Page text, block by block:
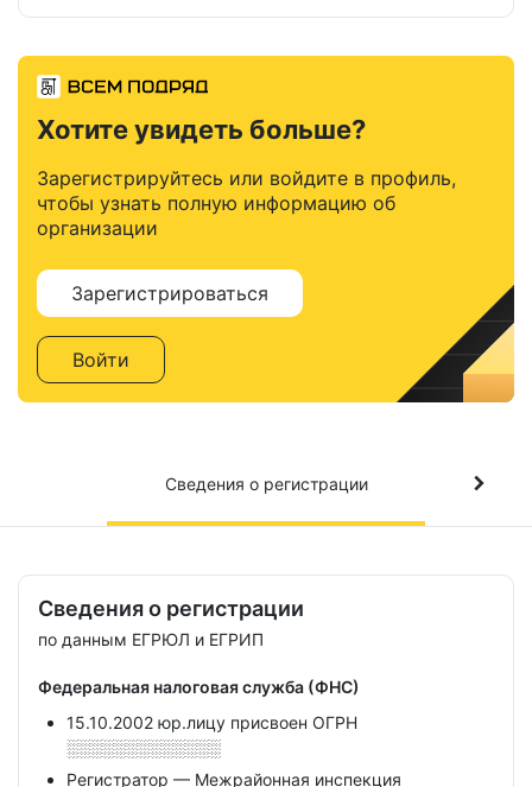
Хотите увидеть больше?
Зарегистрируйтесь или войдите в профиль,
чтобы узнать полную информацию об
организации
Зарегистрироваться
Войти
Сведения о регистрации
Сведения о регистрации
по данным ЕГРЮЛ и ЕГРИП
Федеральная налоговая служба (ФНС)
15.10.2002 юр.лицу присвоен ОГРН
░░░░░░░░░░░░░
Регистратор — Межрайонная инспекция